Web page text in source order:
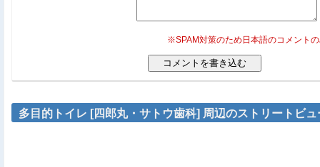
※SPAM対策のため日本語のコメント
多目的トイレ [四郎丸・サトウ歯科] 周辺のストリートビュ